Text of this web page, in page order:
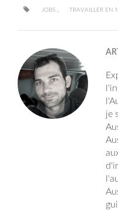
JOBS , TRAVAILLER EN
je